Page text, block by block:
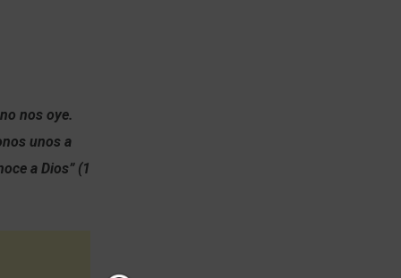
nos oye.
unos a
a Dios” (1